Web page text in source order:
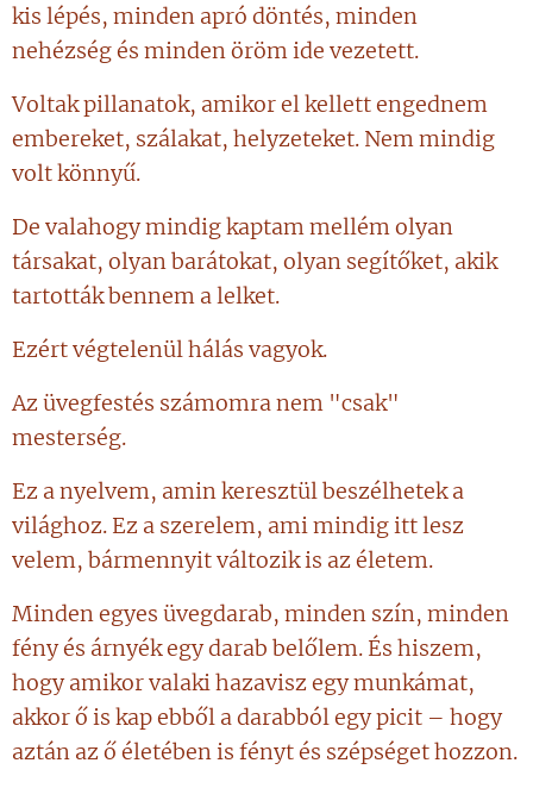
kis lépés, minden apró döntés, minden
nehézség és minden öröm ide vezetett.
Voltak pillanatok, amikor el kellett engednem
embereket, szálakat, helyzeteket. Nem mindig
volt könnyű.
De valahogy mindig kaptam mellém olyan
társakat, olyan barátokat, olyan segítőket, akik
tartották bennem a lelket.
Ezért végtelenül hálás vagyok.
Az üvegfestés számomra nem "csak"
mesterség.
Ez a nyelvem, amin keresztül beszélhetek a
világhoz. Ez a szerelem, ami mindig itt lesz
velem, bármennyit változik is az életem.
Minden egyes üvegdarab, minden szín, minden
fény és árnyék egy darab belőlem. És hiszem,
hogy amikor valaki hazavisz egy munkámat,
akkor ő is kap ebből a darabból egy picit – hogy
aztán az ő életében is fényt és szépséget hozzon.